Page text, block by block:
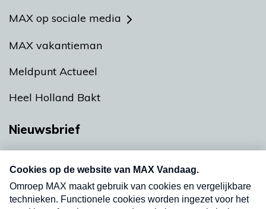
MAX op sociale media
MAX vakantieman
Meldpunt Actueel
Heel Holland Bakt
Nieuwsbrief
nieuwsbrief. Elke vrijdag- en dinsdagochtend in
uw mailbox.